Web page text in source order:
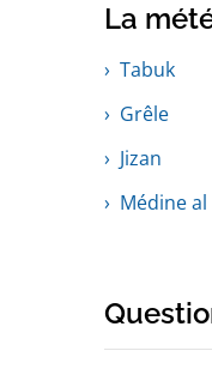
La
Tabuk
Grêle
Jizan
Médine